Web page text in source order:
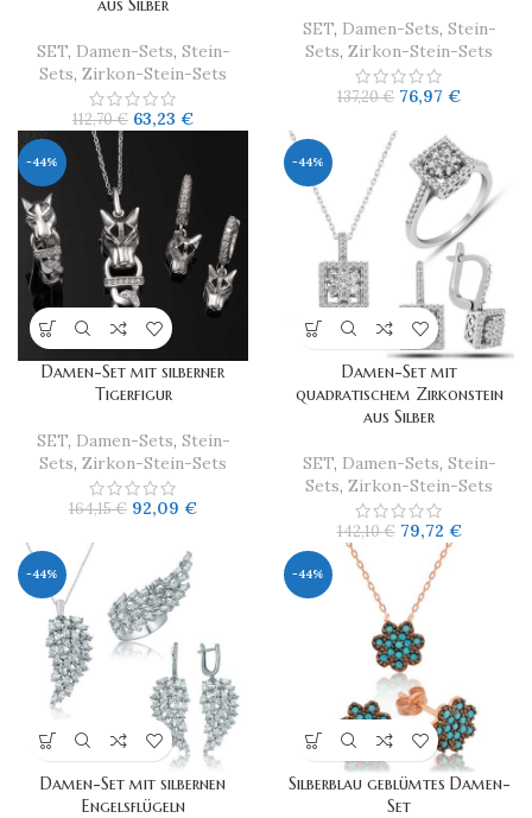
aus Silber
SET, Damen-Sets, Stein-
Sets, Zirkon-Stein-Sets
112,70€ 63,23 €
SET, Damen-Sets, Stein-
Sets, Zirkon-Stein-Sets
137,20€ 76,97 €
-44%
Damen-Set mit silberner
Tigerfigur
SET, Damen-Sets, Stein-
Sets, Zirkon-Stein-Sets
164,15€ 92,09 €
-44%
Damen-Set mit
quadratischem Zirkonstein
aus Silber
SET, Damen-Sets, Stein-
Sets, Zirkon-Stein-Sets
142,10€ 79,72 €
-44%
Damen-Set mit silbernen
Engelsflügeln
-44%
Silberblau geblümtes Damen-
Set